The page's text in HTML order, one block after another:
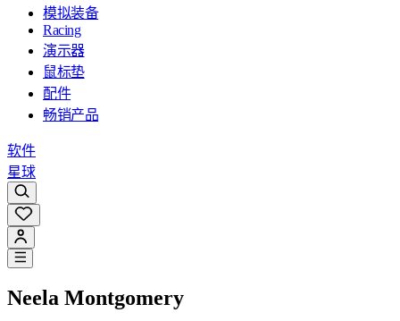
模拟装备
Racing
演示器
鼠标垫
配件
畅销产品
软件
星球
Neela Montgomery